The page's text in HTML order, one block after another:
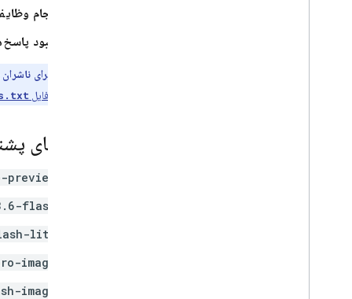
انجام
بهبود
نکته برای
استفاده از فایل
مدل‌های
flash
lite
image
image